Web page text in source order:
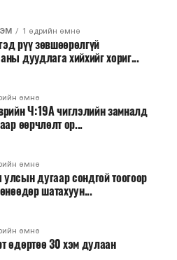
тэтгэмж, урамшуулал.
горимыг 2026 оны
31 хүртэл мөрдөнө. Харин
уг хэмнэлтийн горимд
сургуулийн хүүхдийн
томуу, томуу төст
хэмжээ зэрэг зайлшгүй
сайд Н.Учрал онцоллоо.
ерөнхийлөн захирагч нарт
20 хувиар бууруулах,
аялал, амралт, зугаалга,
арга хэмжээг зохион
албанд шинэ орон тоо бий
1 өдрийн өмнө
рүү зөвшөөрөлгүй
дуудлага хийхийг хориг...
өмнө
Ч:19А чиглэлийн замналд
өөрчлөлт ор...
өмнө
дугаар сондгой тоогоор
шатахуун...
өмнө
өдөртөө 30 хэм дулаан